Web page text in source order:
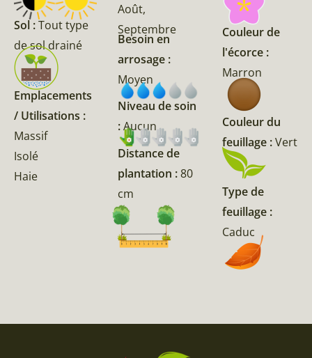
Sol :Tout type
de sol drainé
Emplacements
/ Utilisations :
Massif
Isolé
Haie
Août,
Septembre
Besoin en
arrosage :
Moyen
Niveau de soin
:Aucun
Distance de
plantation :80
cm
Couleur de
l'écorce :
Marron
Couleur du
feuillage :Vert
Type de
feuillage :
Caduc